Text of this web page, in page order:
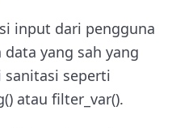
input dari pengguna
yang sah yang
sanitasi seperti
atau filter_var().